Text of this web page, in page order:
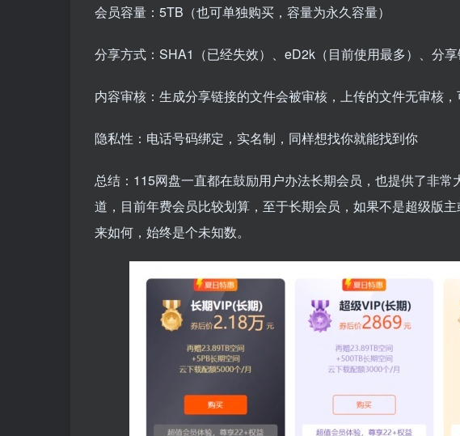
会员容量：5TB（也可单独购买，容量为永久容量）
分享方式：SHA1（已经失效）、eD2k（目前使用最多）、分享
内容审核：生成分享链接的文件会被审核，上传的文件无审核
隐私性：电话号码绑定，实名制，同样想找你就能找到你
总结：115网盘一直都在鼓励用户办法长期会员，也提供了非
道，目前年费会员比较划算，至于长期会员，如果不是超级版
来如何，始终是个未知数。